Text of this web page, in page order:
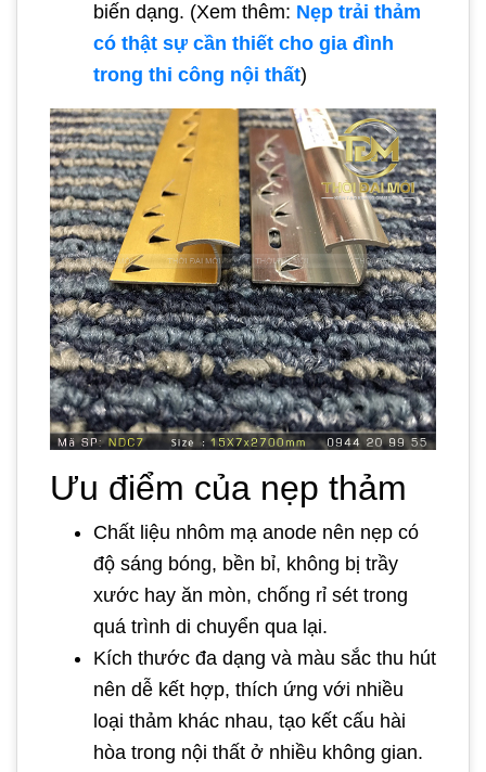
biến dạng. (Xem thêm: Nẹp trải thảm
có thật sự cần thiết cho gia đình
trong thi công nội thất)
Ưu điểm của nẹp thảm
Chất liệu nhôm mạ anode nên nẹp có
độ sáng bóng, bền bỉ, không bị trầy
xước hay ăn mòn, chống rỉ sét trong
quá trình di chuyển qua lại.
Kích thước đa dạng và màu sắc thu hút
nên dễ kết hợp, thích ứng với nhiều
loại thảm khác nhau, tạo kết cấu hài
hòa trong nội thất ở nhiều không gian.